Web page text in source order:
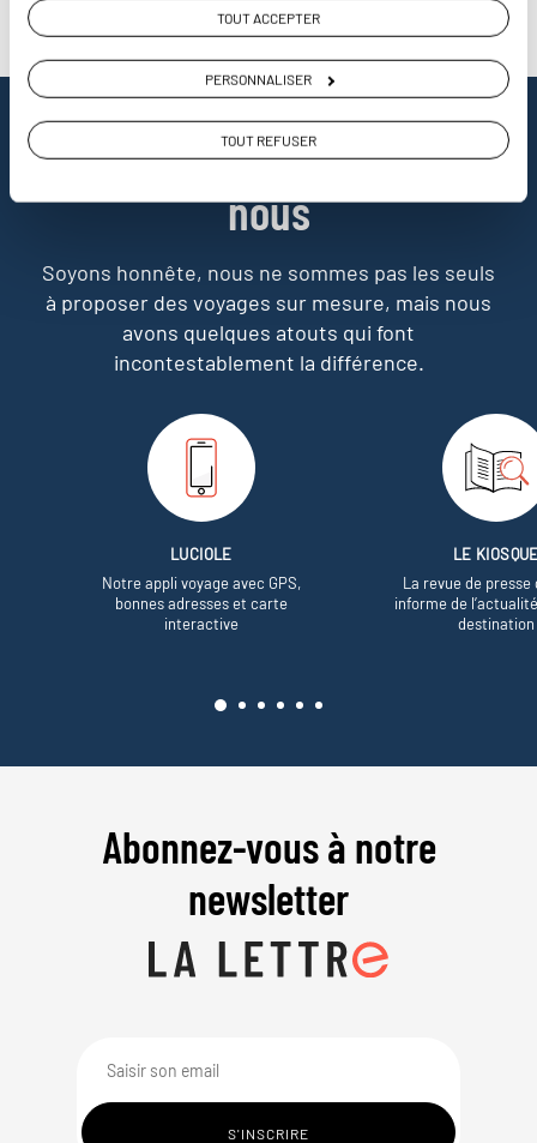
TOUT ACCEPTER
PERSONNALISER
TOUT REFUSER
Pourquoi voyager avec
nous
Soyons honnête, nous ne sommes pas les seuls
à proposer des voyages sur mesure, mais nous
avons quelques atouts qui font
incontestablement la différence.
LUCIOLE
Notre appli voyage avec GPS,
bonnes adresses et carte
interactive
LE
La revue de presse
informe de
destination
Abonnez-vous à notre
newsletter